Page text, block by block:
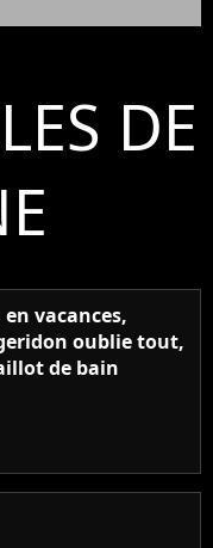
DE
vacances,
oublie tout,
de bain